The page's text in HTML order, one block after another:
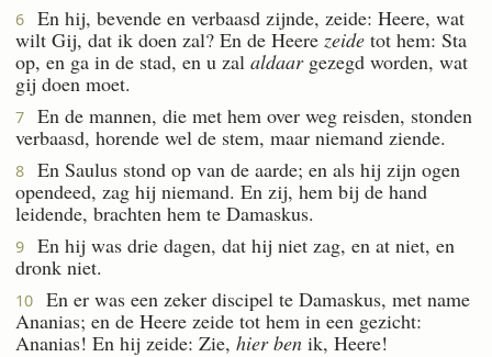
6
En hij, bevende en verbaasd zijnde, zeide: Heere, wat
wilt Gij, dat ik doen zal? En de Heere zeide tot hem: Sta
op, en ga in de stad, en u zal aldaargezegd worden, wat
gij doen moet.
7
En de mannen, die met hem over weg reisden, stonden
verbaasd, horende wel de stem, maar niemand ziende.
8
En Saulus stond op van de aarde; en als hij zijn ogen
opendeed, zag hij niemand. En zij, hem bij de hand
leidende, brachten hem te Damaskus.
9
En hij was drie dagen, dat hij niet zag, en at niet, en
dronk niet.
10
En er was een zeker discipel te Damaskus, met name
Ananias; en de Heere zeide tot hem in een gezicht:
Ananias! En hij zeide: Zie, hier ben ik, Heere!